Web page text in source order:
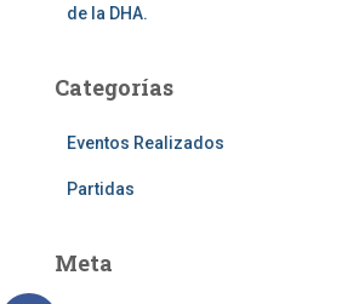
de la DHA.
Categorías
Eventos Realizados
Partidas
Meta